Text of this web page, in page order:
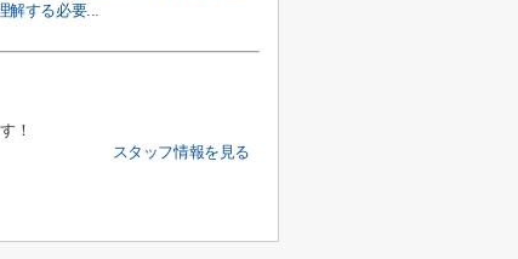
解する必要...
！
スタッフ情報を見る